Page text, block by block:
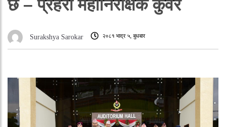
छ – प्रहरी महानिरीक्षक कुँवर
Surakshya Sarokar २०८१ भाद्र ५, बुधबार